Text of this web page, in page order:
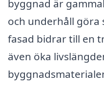
byggnad är
och underhåll göra
fasad bidrar till en
även öka